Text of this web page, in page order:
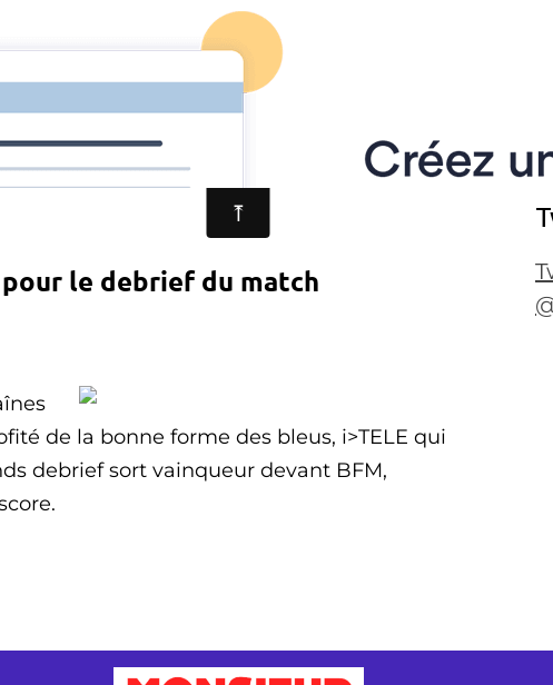
LES AUDIENCES LES SÉRIES-TV
le debrief du match
de la bonne forme des bleus, i>TELE qui
debrief sort vainqueur devant BFM,